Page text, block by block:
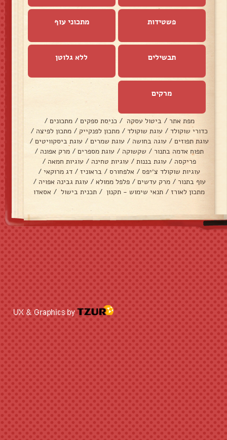
פשטידות מתכוני עוף
תבשילים ללא גלוטן
מרקים
מפת אתר / ביטול עסקה / כניסת ספקים / מתכונים /
כדורי שוקולד / עוגת שוקולד / מתכון לפנקייק / מתכון לפיצה /
עוגת תפוזים / עוגה בחושה / עוגת שמרים / עוגת ביסקוויטים /
תפוח אדמה בתנור / שקשוקה / עוגת מספרים / מרק אפונה /
פריקסה / עוגת בננות / עוגיות טחינה / עוגיות חמאה /
עוגיות שוקולד צ׳יפס / אלפחורס / בראוניז / דג מרוקאי /
עוף בתנור / מרק עדשים / פלפל ממולא / עוגת גבינה אפויה /
מתכון לאורז / תנאי שימוש - תקנון / תכנית בישול / אסאדו